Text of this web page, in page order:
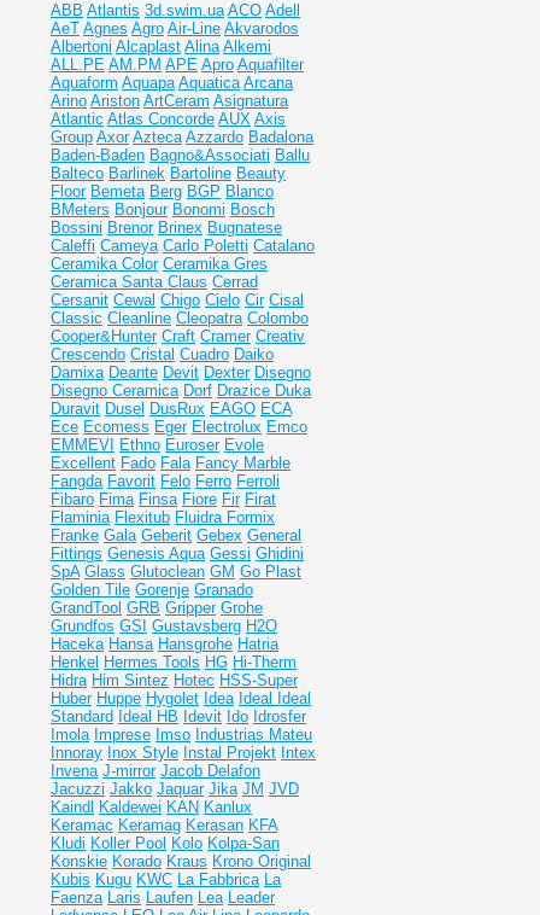
ABB Atlantis 3d.swim.ua ACO Adell
AeT Agnes Agro Air-Line Akvarodos
Albertoni Alcaplast Alina Alkemi
ALL.PE AM.PM APE Apro Aquafilter
Aquaform Aquapa Aquatica Arcana
Arino Ariston ArtCeram Asignatura
Atlantic Atlas Concorde AUX Axis
Group Axor Azteca Azzardo Badalona
Baden-Baden Bagno&Associati Ballu
Balteco Barlinek Bartoline Beauty
Floor Bemeta Berg BGP Blanco
BMeters Bonjour Bonomi Bosch
Bossini Brenor Brinex Bugnatese
Caleffi Cameya Carlo Poletti Catalano
Ceramika Color Ceramika Gres
Ceramiсa Santa Claus Cerrad
Cersanit Cewal Chigo Cielo Cir Cisal
Classic Cleanline Cleopatra Colombo
Cooper&Hunter Craft Cramer Creativ
Crescendo Cristal Cuadro Daiko
Damixa Deante Devit Dexter Disegno
Disegno Ceramica Dorf Drazice Duka
Duravit Dusel DusRux EAGO ECA
Ece Ecomess Eger Electrolux Emco
EMMEVI
Ethno Euroser Evole
Excellent Fado Fala Fancy Marble
Fangda Favorit Felo Ferro Ferroli
Fibaro Fima Finsa Fiore Fir Firat
Flaminia Flexitub Fluidra Formix
Franke Gala Geberit Gebex General
Fittings Genesis Aqua Gessi Ghidini
SpA Glass Glutoclean GM Go Plast
Golden Tile Gorenje Granado
GrandTool GRB Gripper Grohe
Grundfos GSI Gustavsberg H2O
Haceka Hansa Hansgrohe Hatria
Henkel Hermes Tools HG Hi-Therm
Hidra Him Sintez Hotec HSS-Super
Huber Huppe Hygolet Idea Ideal
Ideal
Standard Ideal НВ Idevit Ido Idrosfer
Imola Imprese Imso Industrias Mateu
Innoray Inox Style Instal Projekt Intex
Invena J-mirror Jacob Delafon
Jacuzzi Jakko Jaquar Jika JM JVD
Kaindl
Kaldewei KAN Kanlux
Keramac Keramag Kerasan KFA
Kludi Koller Pool Kolo Kolpa-San
Konskie Korado Kraus Krono Original
Kubis Kugu KWC La Fabbrica La
Faenza Laris Laufen Lea Leader